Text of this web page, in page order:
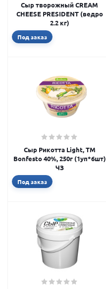
Сыр творожный CREAM
CHEESE PRESIDENT (ведро
2.2 кг)
Под заказ
Сыр Рикотта Light, ТМ
Bonfesto 40%, 250г (1уп*6шт)
ЧЗ
Под заказ